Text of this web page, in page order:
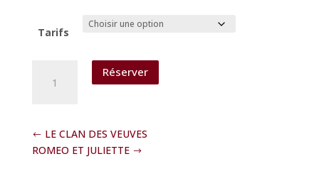
Tarifs
AU
LIT
Réserver
LE CLAN DES VEUVES
ROMEO ET JULIETTE